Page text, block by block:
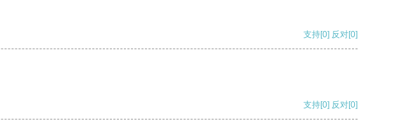
支持[0] 反对[0]
支持[0] 反对[0]